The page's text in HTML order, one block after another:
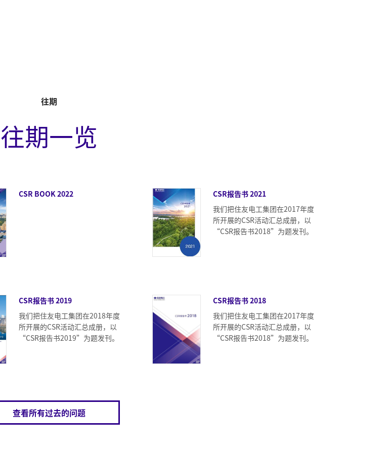
往期
往期一览
CSR BOOK 2022
CSR报告书 2021
我们把住友电工集团在2017年度
所开展的CSR活动汇总成册，以
“CSR报告书2018”为题发刊。
CSR报告书 2019
我们把住友电工集团在2018年度
所开展的CSR活动汇总成册，以
“CSR报告书2019”为题发刊。
CSR报告书 2018
我们把住友电工集团在2017年度
所开展的CSR活动汇总成册，以
“CSR报告书2018”为题发刊。
查看所有过去的问题